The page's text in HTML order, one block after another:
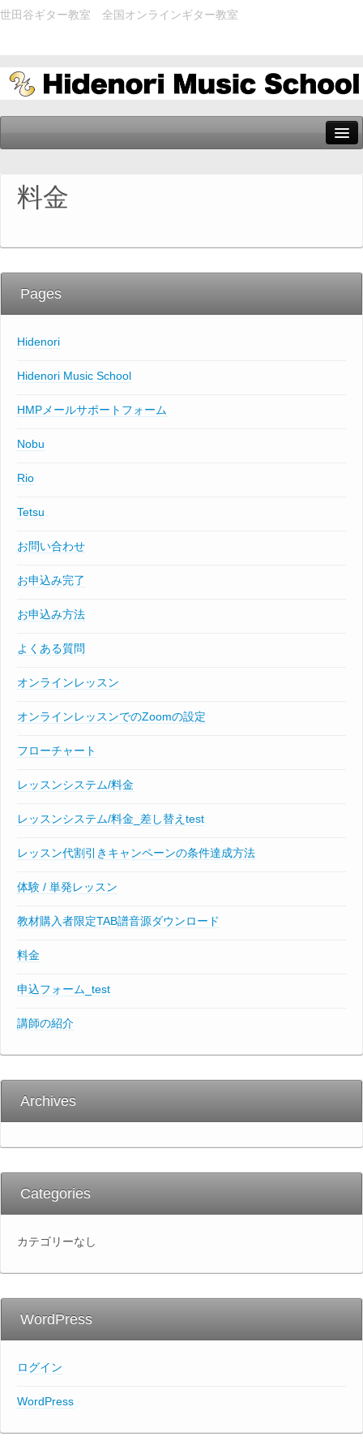
世田谷ギター教室 全国オンラインギター教室
講師の紹介
お申込み方法
お問い合わせ
料金
Pages
Hidenori
Hidenori Music School
HMPメールサポートフォーム
Nobu
Rio
Tetsu
お問い合わせ
お申込み完了
お申込み方法
よくある質問
オンラインレッスン
オンラインレッスンでのZoomの設定
フローチャート
レッスンシステム/料金
レッスンシステム/料金_差し替えtest
レッスン代割引きキャンペーンの条件達成方法
体験 / 単発レッスン
教材購入者限定TAB譜音源ダウンロード
料金
申込フォーム_test
講師の紹介
Archives
Categories
カテゴリーなし
WordPress
ログイン
WordPress